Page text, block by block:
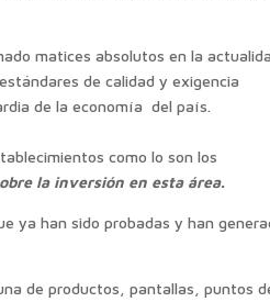
matices absolutos en la
de calidad y exigencia
de la economía del país.
como lo son los
la inversión en esta área.
ya han sido probadas y han
de productos, pantallas, puntos